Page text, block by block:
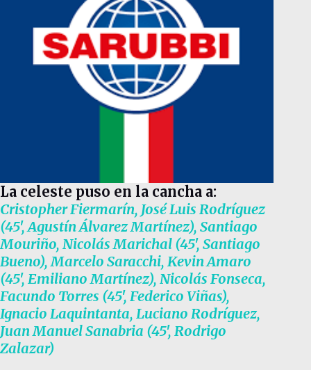
La celeste puso en la cancha a:
Cristopher Fiermarín, José Luis Rodríguez
(45′, Agustín Álvarez Martínez), Santiago
Mouriño, Nicolás Marichal (45′, Santiago
Bueno), Marcelo Saracchi, Kevin Amaro
(45′, Emiliano Martínez), Nicolás Fonseca,
Facundo Torres (45′, Federico Viñas),
Ignacio Laquintanta, Luciano Rodríguez,
Juan Manuel Sanabria (45′, Rodrigo
Zalazar)